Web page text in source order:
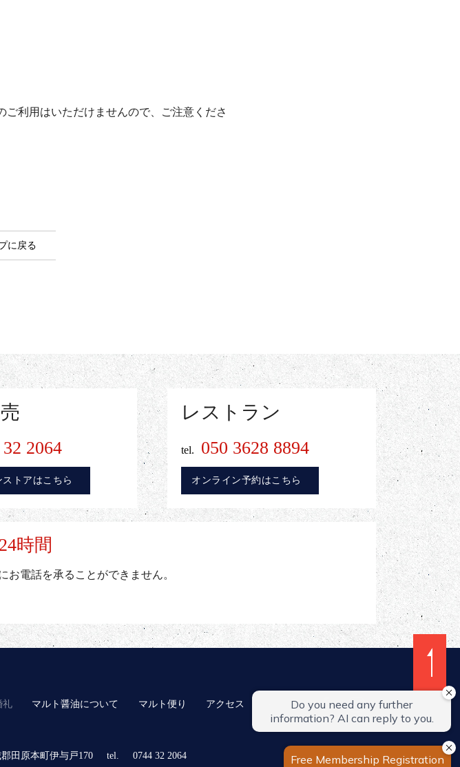
利用はいただけませんので、ご注意くださ
に戻る
2064
ストアはこちら
レストラン
tel. 050 3628 8894
オンライン予約はこちら
時間
電話を承ることができません。
礼 マルト醤油について マルト便り アクセス 採用情報
田原本町伊与戸170 tel. 0744 32 2064